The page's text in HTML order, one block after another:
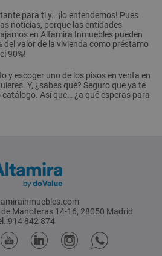
para ti y… ¡lo entendemos! Pues
noticias, porque las entidades
en Altamira Inmuebles pueden
del valor de la vivienda como préstamo
90%!
y escoger uno de los pisos en venta en
Y, ¿sabes qué? Seguro que ya te
Así que… ¿a qué esperas para
Manoteras 14-16, 28050 Madrid
842 874